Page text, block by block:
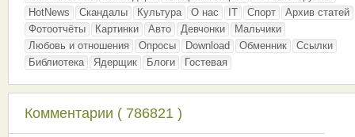
HotNews
Скандалы Культура О нас IT Спорт
Архив статей
Фотоотчёты
Картинки Авто Девчонки
Мальчики
Любовь и отношения
Опросы Download Обменник
Ссылки
Библиотека
Ядерщик Блоги Гостевая
Комментарии ( 786821 )